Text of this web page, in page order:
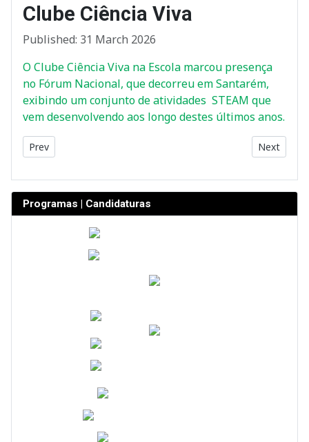
Clube Ciência Viva
Published: 31 March 2026
O Clube Ciência Viva na Escola marcou presença
no Fórum Nacional, que decorreu em Santarém,
exibindo um conjunto de atividades STEAM que
vem desenvolvendo aos longo destes últimos anos.
Previous article: Matrículas 26/27
Prev Next
Next
Programas | Candidaturas